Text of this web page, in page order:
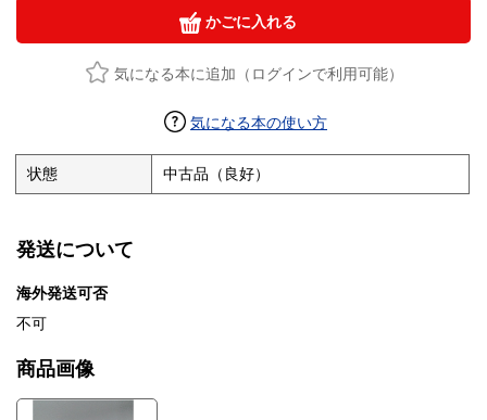
かごに入れる
気になる本に追加（ログインで利用可能）
気になる本の使い方
状態 中古品（良好）
発送について
海外発送可否
不可
商品画像